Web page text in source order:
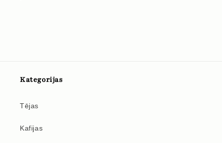
Kategorijas
Tējas
Kafijas